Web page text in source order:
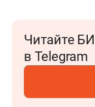
Читайте
в Telegram